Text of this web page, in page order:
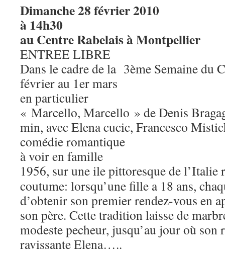
Dimanche 28 février 2010
à 14h30
au Centre Rabelais à Montpellier
ENTREE LIBRE
Dans le cadre de la 3ème Semaine du
février au 1er mars
en particulier
« Marcello, Marcello » de Denis
min, avec Elena cucic, Francesco
comédie romantique
à voir en famille
1956, sur une ile pittoresque de l’Italie
coutume: lorsqu’une fille a 18 ans,
d’obtenir son premier rendez-vous en
son père. Cette tradition laisse de
modeste pecheur, jusqu’au jour où son
ravissante Elena…..